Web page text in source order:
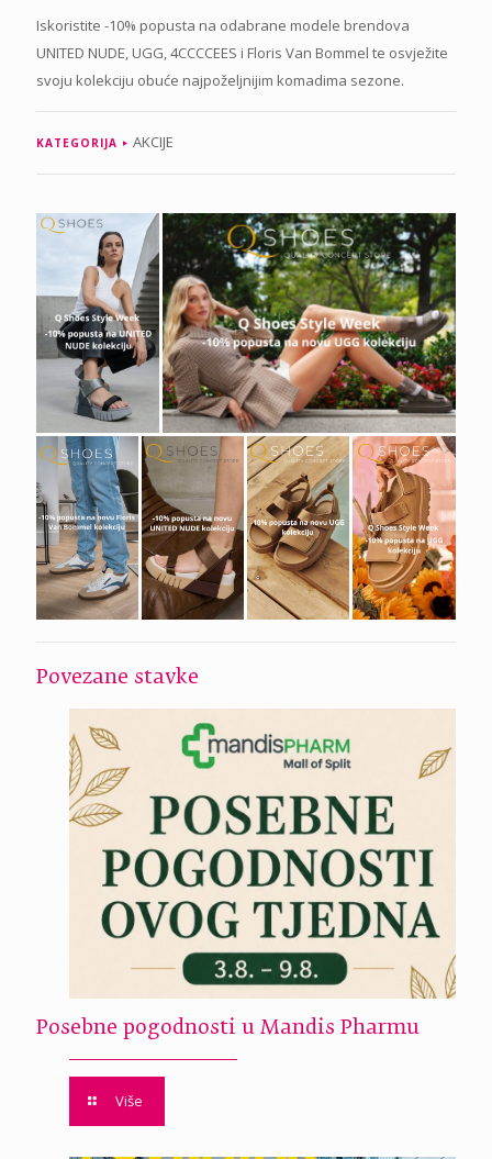
Iskoristite -10% popusta na odabrane modele brendova
UNITED NUDE, UGG, 4CCCCEES i Floris Van Bommel te osvježite
svoju kolekciju obuće najpoželjnijim komadima sezone.
KATEGORIJA AKCIJE
Povezane stavke
Posebne pogodnosti u Mandis Pharmu
Više